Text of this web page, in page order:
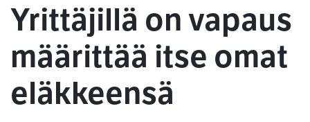
Yrittäjillä on vapaus
määrittää itse omat
eläkkeensä